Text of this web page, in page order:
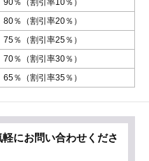
90％（割引率10％）
80％（割引率20％）
75％（割引率25％）
70％（割引率30％）
65％（割引率35％）
にお問い合わせくださ